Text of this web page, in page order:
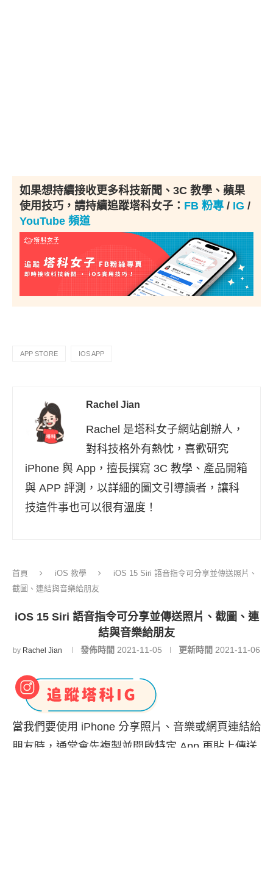
如果想持續接收更多科技新聞、3C 教學、蘋果
使用技巧，請持續追蹤塔科女子： FB 粉專 / IG /
YouTube 頻道
APP STORE IOS APP
Rachel Jian
Rachel 是塔科女子網站創辦人，
對科技格外有熱忱，喜歡研究
iPhone 與 App，擅長撰寫 3C 教學、產品開箱
與 APP 評測，以詳細的圖文引導讀者，讓科
技這件事也可以很有溫度！
首頁 iOS 教學
iOS 15 Siri 語音指令可分享並傳送照片、
截圖、連結與音樂給朋友
iOS 15 Siri 語音指令可分享並傳送照片、截圖、連
結與音樂給朋友
by Rachel Jian 發佈時間 2021-11-05 更新時間 2021-11-06
當我們要使用 iPhone 分享照片、音樂或網頁連結給
朋友時，通常會先複製並開啟特定 App 再貼上傳送